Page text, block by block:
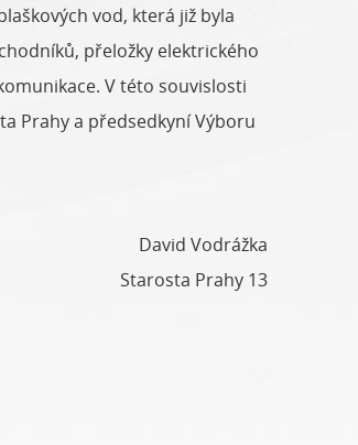
vod, která již byla
přeložky elektrického
V této souvislosti
Prahy a předsedkyní Výboru
David Vodrážka
Starosta Prahy 13